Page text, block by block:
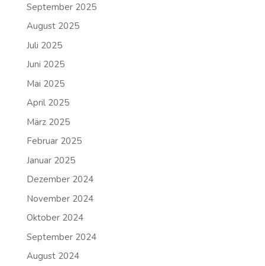
September 2025
August 2025
Juli 2025
Juni 2025
Mai 2025
April 2025
März 2025
Februar 2025
Januar 2025
Dezember 2024
November 2024
Oktober 2024
September 2024
August 2024